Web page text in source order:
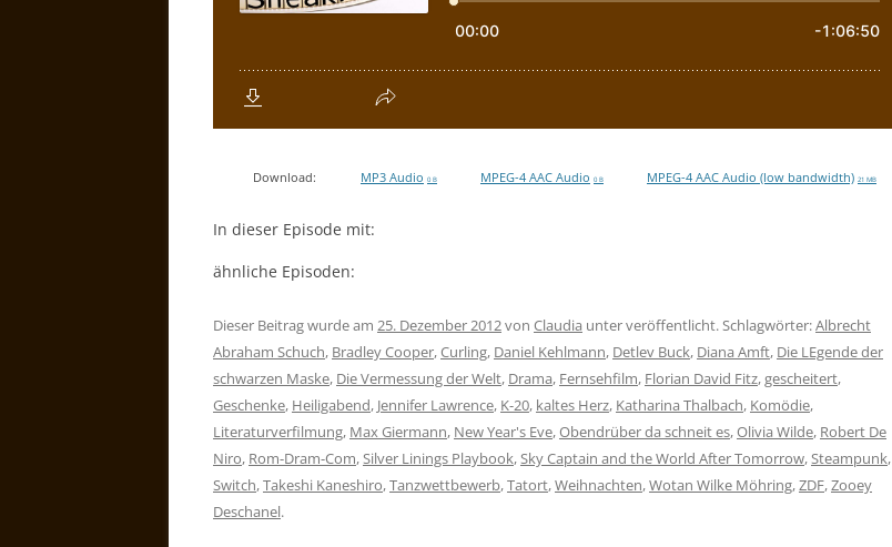
Download: MP3 Audio 0 B MPEG-4 AAC Audio 0 B MPEG-4 AAC Audio (low bandwidth) 21 MB
In dieser Episode mit:
ähnliche Episoden:
Dieser Beitrag wurde am 25. Dezember 2012von Claudia unter veröffentlicht. Schlagwörter:Albrecht
Abraham Schuch, Bradley Cooper,Curling, Daniel Kehlmann, Detlev Buck, Diana Amft, Die LEgende der
schwarzen Maske, Die Vermessung der Welt, Drama, Fernsehfilm, Florian David Fitz,gescheitert,
Geschenke, Heiligabend, Jennifer Lawrence, K-20, kaltes Herz, Katharina Thalbach, Komödie,
Literaturverfilmung, Max Giermann, New Year's Eve,Obendrüber da schneit es,Olivia Wilde, Robert De
Niro, Rom-Dram-Com,Silver Linings Playbook,Sky Captain and the World After Tomorrow,Steampunk,
Switch,Takeshi Kaneshiro,Tanzwettbewerb,Tatort,Weihnachten,Wotan Wilke Möhring,ZDF,Zooey
Deschanel.